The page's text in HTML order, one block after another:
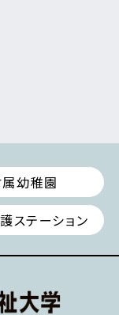
幼稚園
ステーション